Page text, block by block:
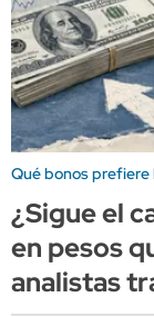
Qué bonos prefiere
¿Sigue el
en pesos
analistas